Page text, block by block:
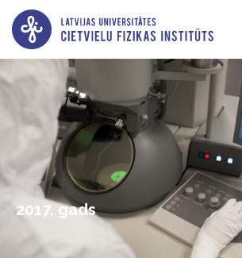
2017. gads